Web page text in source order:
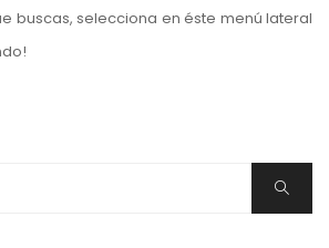
buscas, selecciona en éste menú lateral
Buscar